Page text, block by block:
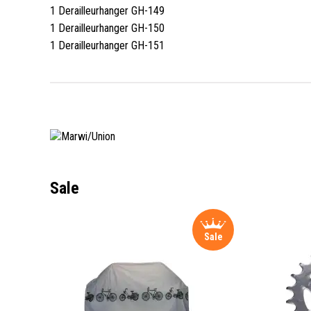
1 Derailleurhanger GH-149
1 Derailleurhanger GH-150
1 Derailleurhanger GH-151
Sale
Sale